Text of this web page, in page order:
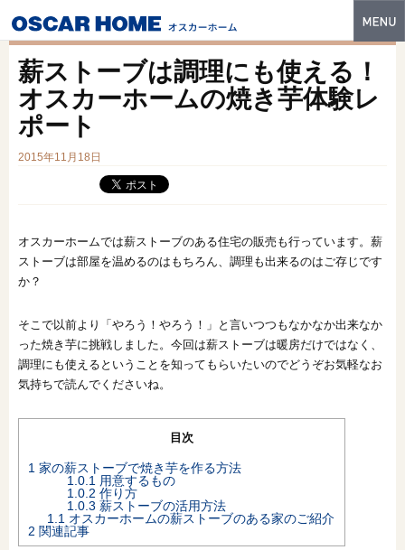
特長
建築実例
販売中の物件
スマートセレクト
オンライン相談会
薪ストーブは調理にも使える！
オスカーホームの焼き芋体験レ
ポート
2015年11月18日
オスカーホームでは薪ストーブのある住宅の販売も行っています。薪
ストーブは部屋を温めるのはもちろん、調理も出来るのはご存じです
か？
そこで以前より「やろう！やろう！」と言いつつもなかなか出来なか
った焼き芋に挑戦しました。今回は薪ストーブは暖房だけではなく、
調理にも使えるということを知ってもらいたいのでどうぞお気軽なお
気持ちで読んでくださいね。
目次
1 家の薪ストーブで焼き芋を作る方法
1.0.1 用意するもの
1.0.2 作り方
1.0.3 薪ストーブの活用方法
1.1 オスカーホームの薪ストーブのある家のご紹介
2 関連記事